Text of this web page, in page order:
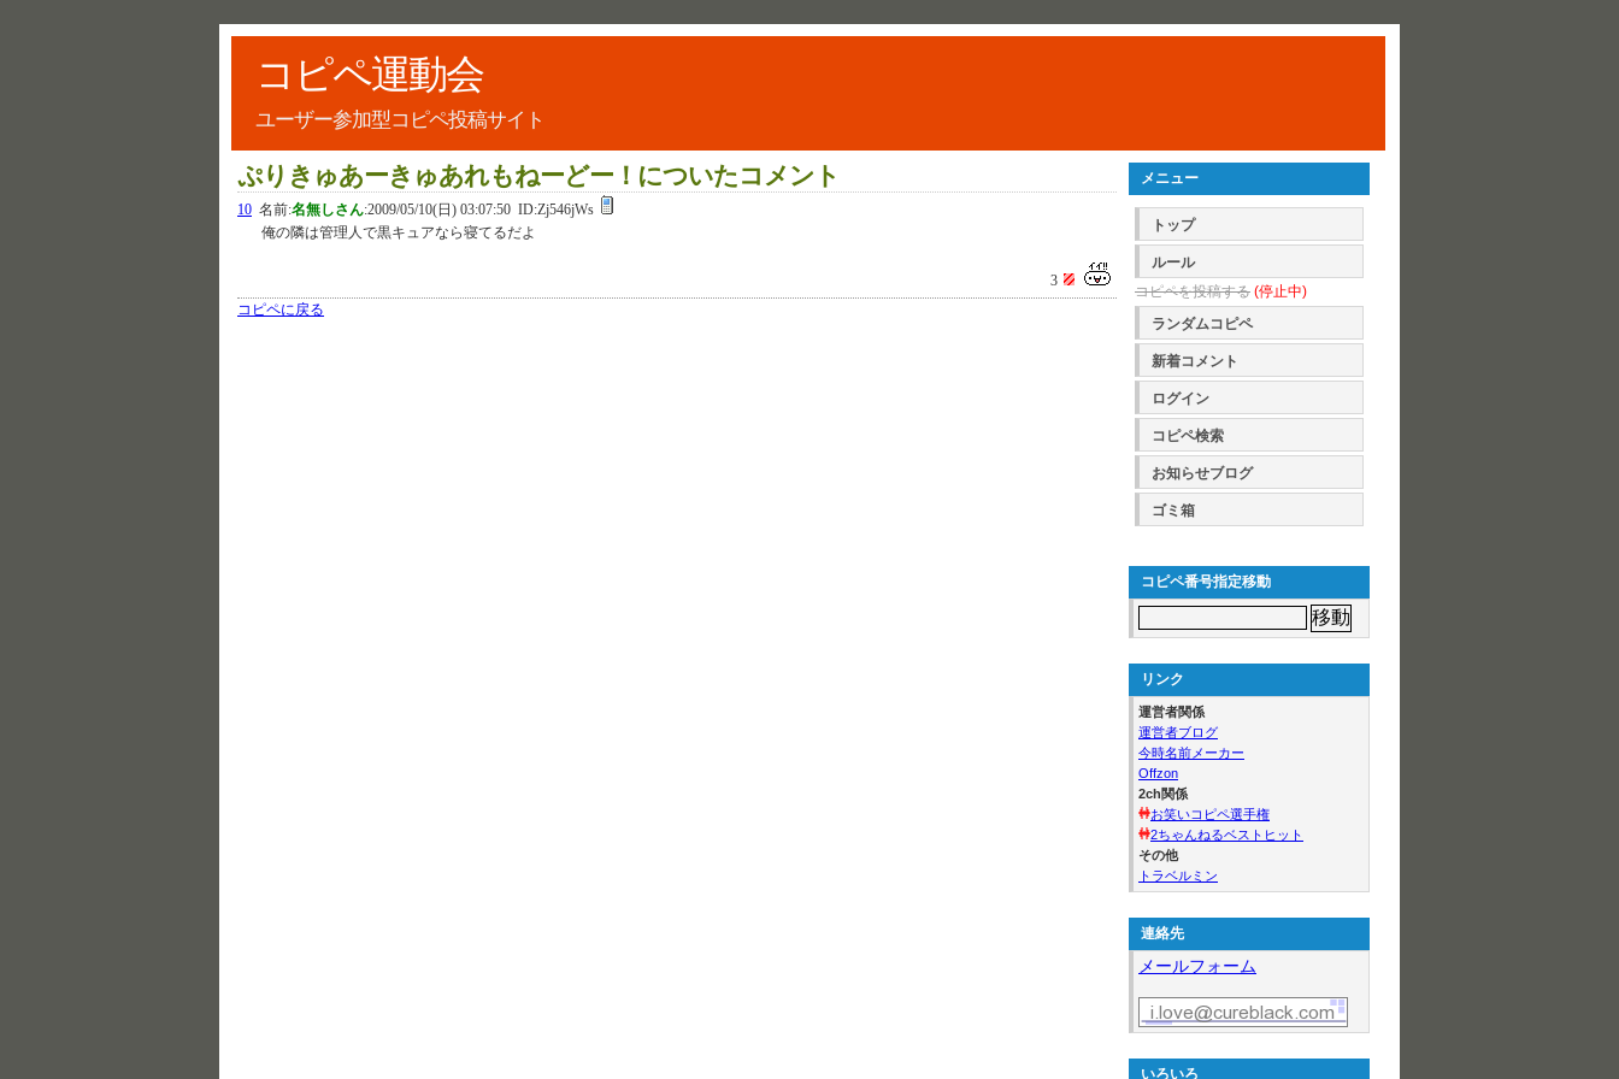
コピペ運動会
ユーザー参加型コピペ投稿サイト
ぷりきゅあーきゅあれもねーどー！についたコメント
10 名前:名無しさん:2009/05/10(日) 03:07:50 ID:Zj546jWs
俺の隣は管理人で黒キュアなら寝てるだよ
3
コピペに戻る
メニュー
トップ
ルール
コピペを投稿する (停止中)
ランダムコピペ
新着コメント
ログイン
コピペ検索
お知らせブログ
ゴミ箱
コピペ番号指定移動
リンク
運営者関係
運営者ブログ
今時名前メーカー
Offzon
2ch関係
お笑いコピペ選手権
2ちゃんねるベストヒット
その他
トラベルミン
連絡先
メールフォーム
いろいろ